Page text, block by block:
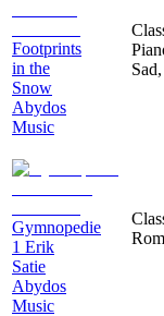
Footprints
in the
Snow
Abydos
Music
Gymnopedie
1 Erik
Satie
Abydos
Music